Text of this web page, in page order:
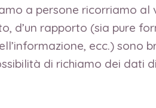
a persone ricorriamo al
d’un rapporto (sia pure
ecc.) sono
di richiamo dei dati